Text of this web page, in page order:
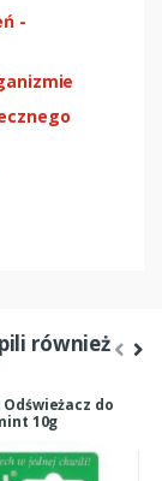
-
również
do
10g